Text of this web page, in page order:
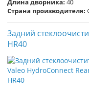
Длина дворника: 40
Страна производителя:
Задний
HR40